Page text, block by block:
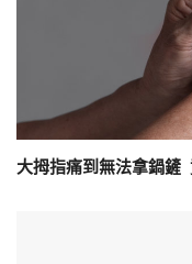
大拇指痛到無法拿鍋鏟